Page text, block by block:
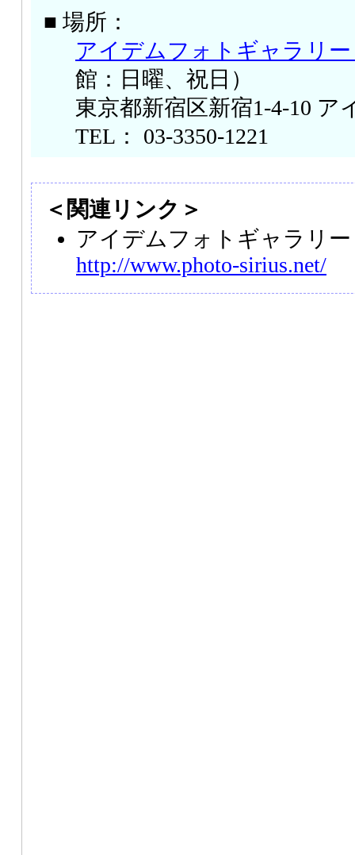
■ 場所：
アイデムフォトギャラリ
館：日曜、祝日）
東京都新宿区新宿1-4-10 ア
TEL： 03-3350-1221
＜関連リンク＞
アイデムフォトギャラリ
http://www.photo-sirius.net/